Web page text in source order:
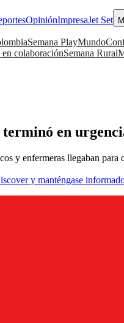
OpiniónImpresaJet Set
Semana PlayMundo
colaboraciónSemana Rural
terminó en
y enfermeras llegaban
y manténgase